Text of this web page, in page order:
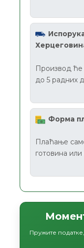
Производ ће
до 5 радних
Форма
Плаћање
готовина или
Пружите